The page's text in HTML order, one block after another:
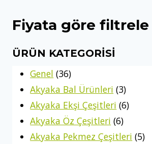
Fiyata göre filtrele
ÜRÜN KATEGORISI
Genel 363
6
ü
r
ü
Akyaka Bal Ürünleri 33
ü
r
ü
Akyaka Ekşi Çeşitleri 66
r
Akyaka Öz Çeşitleri 66
ü
Akyaka Pekmez Çeşitleri 55